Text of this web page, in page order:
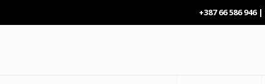
+387 66 586 946 |